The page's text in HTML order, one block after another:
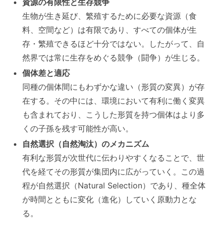
資源の有限性と生存競争
生物が生き延び、繁殖するために必要な資源（食
料、空間など）は有限であり、すべての個体が生
存・繁殖できるほど十分ではない。したがって、自
然界では常に生存をめぐる競争（闘争）が生じる。
個体差と適応
同種の個体間にもわずかな違い（形質の変異）が存
在する。その中には、環境において有利に働く変異
も含まれており、こうした形質を持つ個体はより多
くの子孫を残す可能性が高い。
自然選択（自然淘汰）のメカニズム
有利な形質が次世代に伝わりやすくなることで、世
代を経てその形質が集団内に広がっていく。この過
程が自然選択（Natural Selection）であり、種全体
が時間とともに変化（進化）していく原動力とな
る。